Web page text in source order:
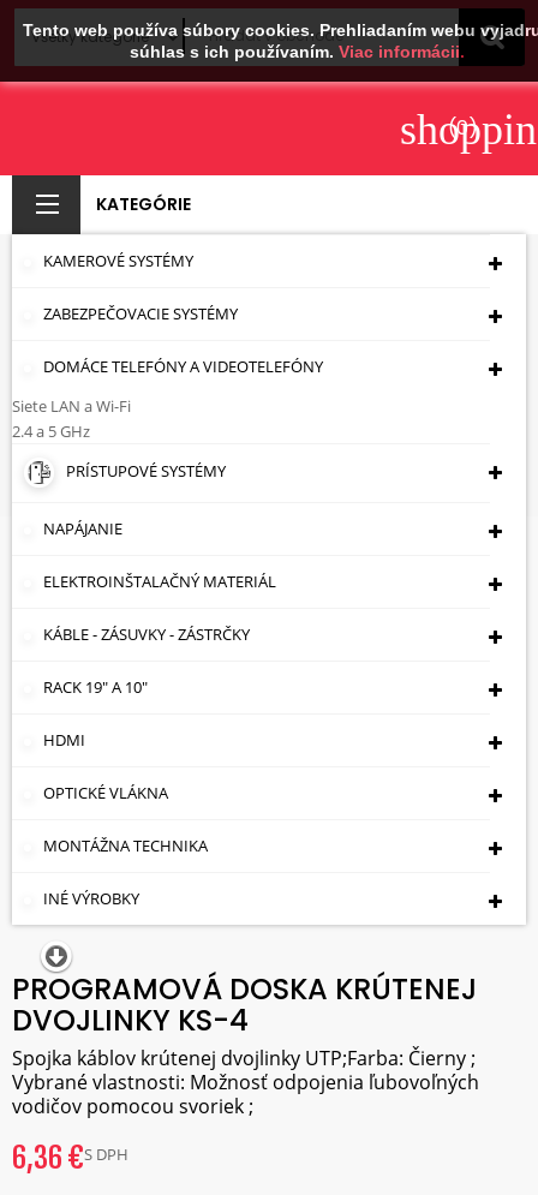
Tento web používa súbory cookies. Prehliadaním webu
súhlas s ich používaním. Viac informácii.
(0)
KATEGÓRIE
KAMEROVÉ SYSTÉMY
ZABEZPEČOVACIE SYSTÉMY
DOMÁCE TELEFÓNY A VIDEOTELEFÓNY
Siete LAN a Wi-Fi
2.4 a 5 GHz
PRÍSTUPOVÉ SYSTÉMY
NAPÁJANIE
ELEKTROINŠTALAČNÝ MATERIÁL
KÁBLE - ZÁSUVKY - ZÁSTRČKY
RACK 19" A 10"
HDMI
OPTICKÉ VLÁKNA
MONTÁŽNA TECHNIKA
INÉ VÝROBKY
PROGRAMOVÁ DOSKA
KRÚTENEJ DVOJLINKY
KS-4
Úvodná Stránka
DVOJLINKY KS-4
PROGRAMOVÁ DOSKA KRÚTENEJ
DVOJLINKY KS-4
Spojka káblov krútenej dvojlinky UTP;Farba: Čierny ;
Vybrané vlastnosti: Možnosť odpojenia ľubovoľných
vodičov pomocou svoriek ;
6,36 €S DPH